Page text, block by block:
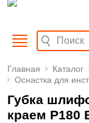
Главная Каталог
Оснастка для
Губка
краем Р180